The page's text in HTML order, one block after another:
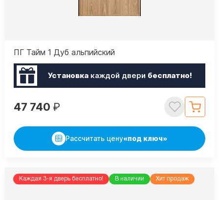
ПГ Тайм 1 Дуб альпийский
Установкакаждой двери бесплатно!
47 740 ₽
Рассчитать цену«под ключ»
Каждая 3-я дверь бесплатно! В наличии Хит продаж